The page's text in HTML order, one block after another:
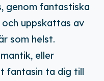
genom fantastiska
uppskattas av
som helst.
eller
fantasin ta dig till